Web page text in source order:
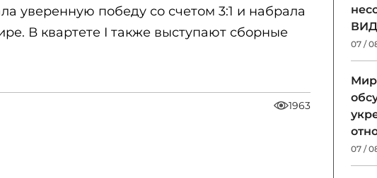
уверенную победу со счетом 3:1 и набрала
В квартете I также выступают сборные
1963
07 /
07 /